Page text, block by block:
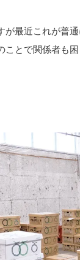
が最近これが普
ことで関係者も